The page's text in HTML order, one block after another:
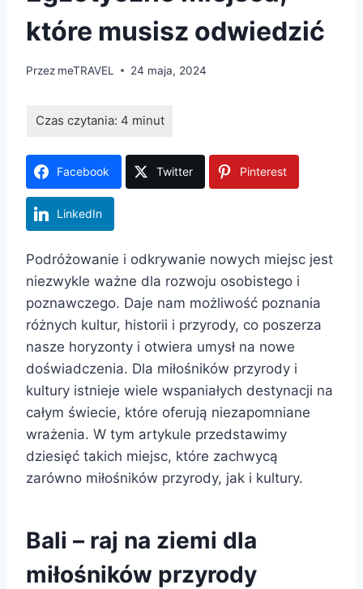
które musisz odwiedzić
Przez meTRAVEL 24 maja, 2024
Facebook Twitter Pinterest
LinkedIn
Podróżowanie i odkrywanie nowych miejsc jest
niezwykle ważne dla rozwoju osobistego i
poznawczego. Daje nam możliwość poznania
różnych kultur, historii i przyrody, co poszerza
nasze horyzonty i otwiera umysł na nowe
doświadczenia. Dla miłośników przyrody i
kultury istnieje wiele wspaniałych destynacji na
całym świecie, które oferują niezapomniane
wrażenia. W tym artykule przedstawimy
dziesięć takich miejsc, które zachwycą
zarówno miłośników przyrody, jak i kultury.
Bali – raj na ziemi dla
miłośników przyrody